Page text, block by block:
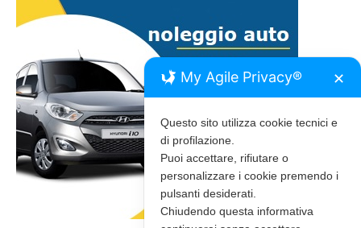
My Agile Privacy® ✕
Questo sito utilizza cookie tecnici e
di profilazione.
Puoi accettare, rifiutare o
personalizzare i cookie premendo i
pulsanti desiderati.
Chiudendo questa informativa